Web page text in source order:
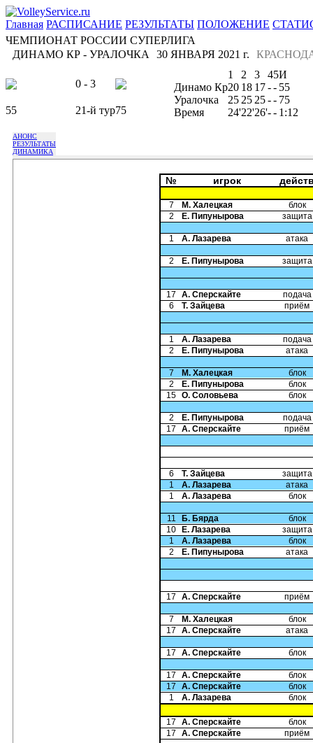
Главная РАСПИСАНИЕ РЕЗУЛЬТАТЫ ПОЛОЖЕНИЕ
ЧЕМПИОНАТ РОССИИ СУПЕРЛИГА
ДИНАМО КР - УРАЛОЧКА
30 ЯНВАРЯ 2021 г.
0 - 3
55 21-й тур75
1 2 3 45И
Динамо Кр20 18 17-- 55
Уралочка
25 25 25-- 75
Время
24'22'26'-- 1:12
АНОНС
РЕЗУЛЬТАТЫ
ДИНАМИКА
№ игрок
7 М. Халецкая
блок
2
Е. Пипунырова защита
1 А. Лазарева атака
2 Е. Пипунырова защита
17 А. Сперскайте
подача
6
Т. Зайцева приём
1 А. Лазарева
подача
2
Е. Пипунырова атака
7 М. Халецкая
блок
2
Е. Пипунырова
блок
15 О. Соловьева блок
2 Е. Пипунырова
подача
17
А. Сперскайте приём
6 Т. Зайцева
защита
1
А. Лазарева
атака
1
А. Лазарева блок
11 Б. Бярда
блок
10
Е. Лазарева
защита
1
А. Лазарева
блок
2
Е. Пипунырова атака
17 А. Сперскайте приём
7 М. Халецкая
блок
17
А. Сперскайте атака
17 А. Сперскайте блок
17 А. Сперскайте
блок
17
А. Сперскайте
блок
1
А. Лазарева блок
17 А. Сперскайте
блок
17
А. Сперскайте приём